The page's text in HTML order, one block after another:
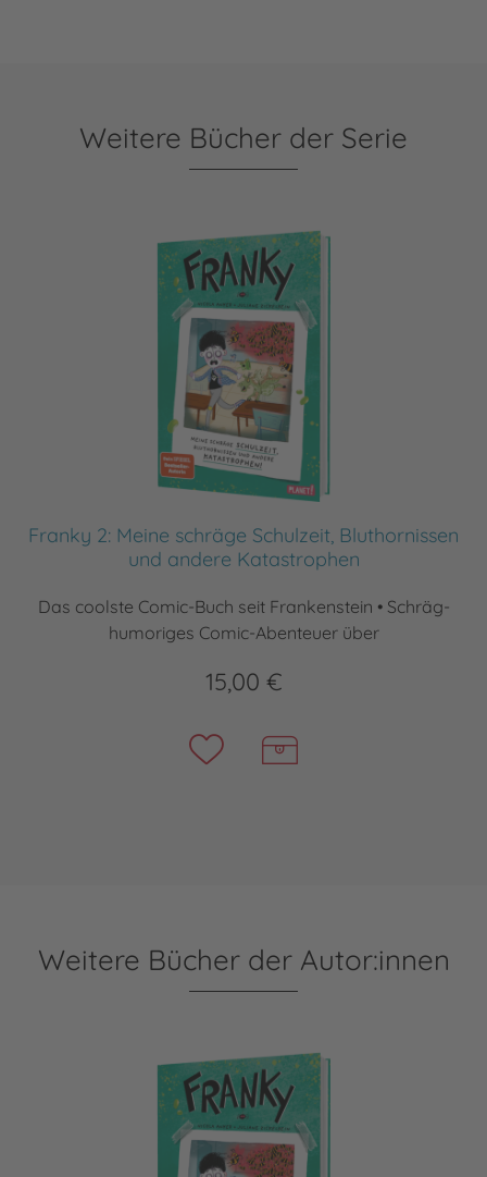
Weitere Bücher der Serie
Franky 2: Meine schräge Schulzeit, Bluthornissen
und andere Katastrophen
Das coolste Comic-Buch seit Frankenstein • Schräg-
humoriges Comic-Abenteuer über
15,00 €
Weitere Bücher der Autor:innen